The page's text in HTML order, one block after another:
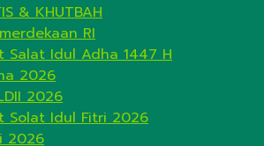
& KHUTBAH
RI
Salat Idul Adha 1447 H
2026
2026
Solat Idul Fitri 2026
2026